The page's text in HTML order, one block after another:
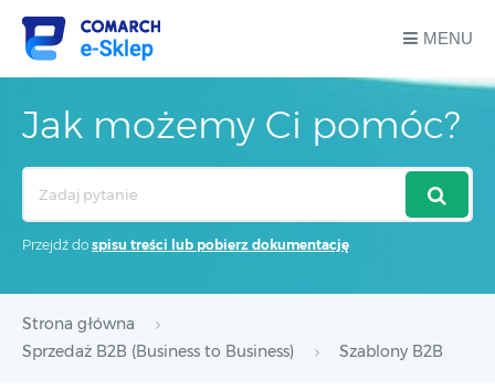
MENU
Jak możemy Ci pomóc?
Przejdź do spisu treści lub pobierz dokumentację
Strona główna
Sprzedaż B2B (Business to Business)
Szablony B2B